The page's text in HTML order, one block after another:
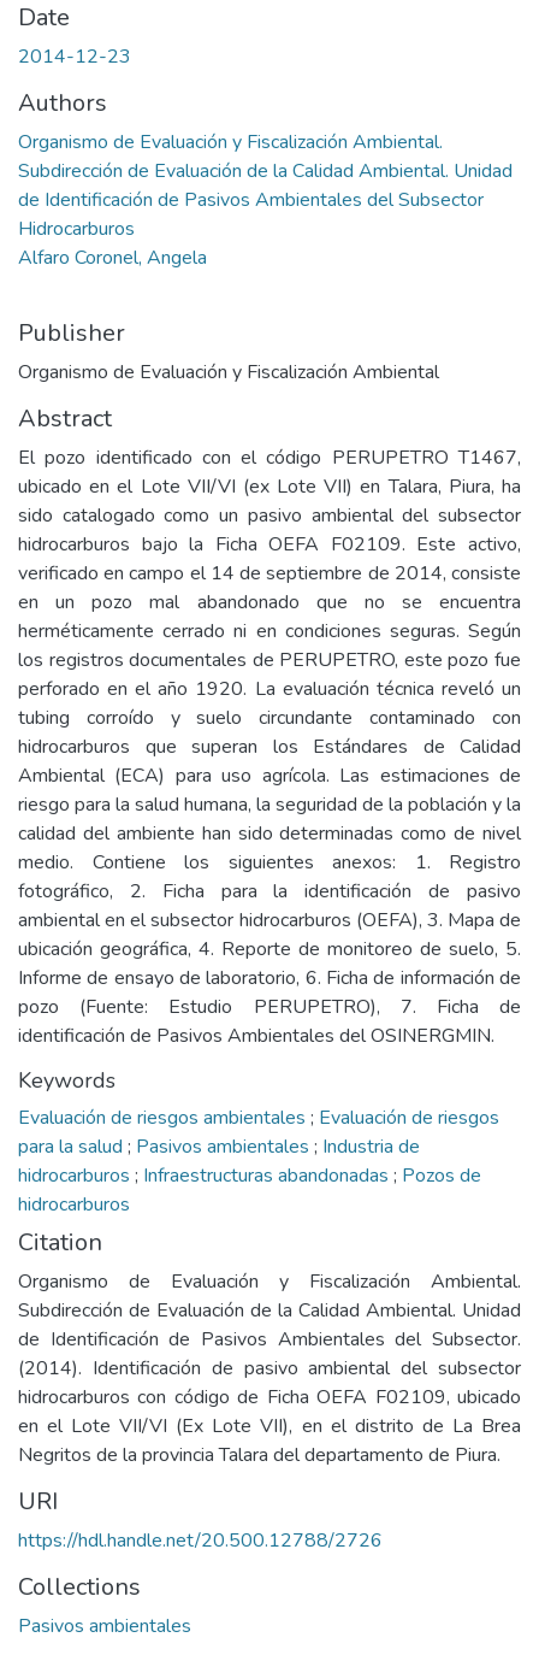
Date
2014-12-23
Authors
Organismo de Evaluación y Fiscalización Ambiental.
Subdirección de Evaluación de la Calidad Ambiental. Unidad
de Identificación de Pasivos Ambientales del Subsector
Hidrocarburos
Alfaro Coronel, Angela
Publisher
Organismo de Evaluación y Fiscalización Ambiental
Abstract
El pozo identificado con el código PERUPETRO T1467,
ubicado en el Lote VII/VI (ex Lote VII) en Talara, Piura, ha
sido catalogado como un pasivo ambiental del subsector
hidrocarburos bajo la Ficha OEFA F02109. Este activo,
verificado en campo el 14 de septiembre de 2014, consiste
en un pozo mal abandonado que no se encuentra
herméticamente cerrado ni en condiciones seguras. Según
los registros documentales de PERUPETRO, este pozo fue
perforado en el año 1920. La evaluación técnica reveló un
tubing corroído y suelo circundante contaminado con
hidrocarburos que superan los Estándares de Calidad
Ambiental (ECA) para uso agrícola. Las estimaciones de
riesgo para la salud humana, la seguridad de la población y la
calidad del ambiente han sido determinadas como de nivel
medio. Contiene los siguientes anexos: 1. Registro
fotográfico, 2. Ficha para la identificación de pasivo
ambiental en el subsector hidrocarburos (OEFA), 3. Mapa de
ubicación geográfica, 4. Reporte de monitoreo de suelo, 5.
Informe de ensayo de laboratorio, 6. Ficha de información de
pozo (Fuente: Estudio PERUPETRO), 7. Ficha de
identificación de Pasivos Ambientales del OSINERGMIN.
Keywords
Evaluación de riesgos ambientales ; Evaluación de riesgos
para la salud ; Pasivos ambientales ; Industria de
hidrocarburos ; Infraestructuras abandonadas ; Pozos de
hidrocarburos
Citation
Organismo de Evaluación y Fiscalización Ambiental.
Subdirección de Evaluación de la Calidad Ambiental. Unidad
de Identificación de Pasivos Ambientales del Subsector.
(2014). Identificación de pasivo ambiental del subsector
hidrocarburos con código de Ficha OEFA F02109, ubicado
en el Lote VII/VI (Ex Lote VII), en el distrito de La Brea
Negritos de la provincia Talara del departamento de Piura.
URI
https://hdl.handle.net/20.500.12788/2726
Collections
Pasivos ambientales